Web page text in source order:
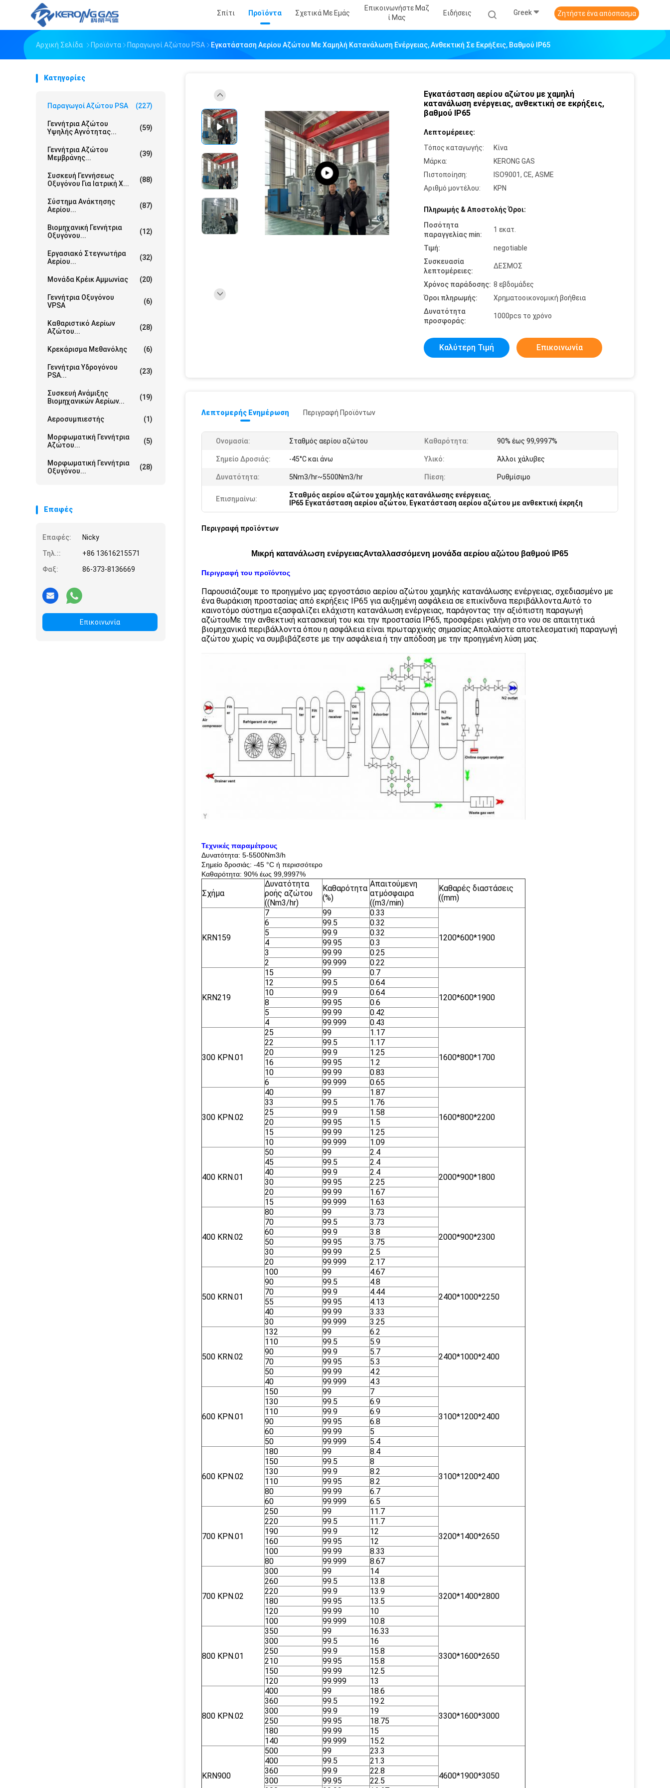
Σπίτι Προϊόντα Σχετικά Με Εμάς
Επικοινωνήστε Μαζ
Ί Μας
Ειδήσεις Greek Ζητήστε ένα απόσπασμα
Αρχική Σελίδα Προϊόντα Παραγωγοί Αζώτου PSA Εγκατάσταση Αερίου Αζώτου Με Χαμηλή Κατανάλωση Ενέργειας, Ανθεκτική Σε Εκρήξεις, Βαθμού IP65
Κατηγορίες
Παραγωγοί Αζώτου PSA (227)
Γεννήτρια Αζώτου
Υψηλής Αγνότητας...
(59)
Γεννήτρια Αζώτου
Μεμβράνης...
(39)
Συσκευή Γεννήσεως
Οξυγόνου Για Ιατρική Χ...
(88)
Σύστημα Ανάκτησης
Αερίου...
(87)
Βιομηχανική Γεννήτρια
Οξυγόνου...
(12)
Εργασιακό Στεγνωτήρα
Αερίου...
(32)
Μονάδα Κρέικ Αμμωνίας (20)
Γεννήτρια Οξυγόνου
VPSA
(6)
Καθαριστικό Αερίων
Αζώτου...
(28)
Κρεκάρισμα Μεθανόλης (6)
Γεννήτρια Υδρογόνου
PSA...
(23)
Συσκευή Ανάμιξης
Βιομηχανικών Αερίων...
(19)
Αεροσυμπιεστής (1)
Μορφωματική Γεννήτρια
Αζώτου...
(5)
Μορφωματική Γεννήτρια
Οξυγόνου...
(28)
Επαφές
Επαφές:
Nicky
Τηλ.::
+86 13616215571
Φαξ:
86-373-8136669
Επικοινωνία
Εγκατάσταση αερίου αζώτου με χαμηλή
κατανάλωση ενέργειας, ανθεκτική σε εκρήξεις,
βαθμού IP65
Λεπτομέρειες:
Τόπος καταγωγής:
Κίνα
Μάρκα:
KERONG GAS
Πιστοποίηση:
ISO9001, CE, ASME
Αριθμό μοντέλου:
ΚΡΝ
Πληρωμής & Αποστολής Όροι:
Ποσότητα
παραγγελίας min:
1 εκατ.
Τιμή:
negotiable
Συσκευασία
λεπτομέρειες:
ΔΕΣΜΟΣ
Χρόνος παράδοσης: 8 εβδομάδες
Όροι πληρωμής:
Χρηματοοικονομική βοήθεια
Δυνατότητα
προσφοράς:
1000pcs το χρόνο
Καλύτερη Τιμή Επικοινωνία
Λεπτομερής Ενημέρωση Περιγραφή Προϊόντων
Ονομασία: Σταθμός αερίου αζώτου Καθαρότητα: 90% έως 99,9997%
Σημείο Δροσιάς: -45°C και άνω Υλικό: Άλλοι χάλυβες
Δυνατότητα: 5Nm3/hr~5500Nm3/hr Πίεση: Ρυθμίσιμο
Επισημαίνω: Σταθμός αερίου αζώτου χαμηλής κατανάλωσης ενέργειας,
IP65 Εγκατάσταση αερίου αζώτου, Εγκατάσταση αερίου αζώτου με ανθεκτική έκρηξη
Περιγραφή προϊόντων
Μικρή κατανάλωση ενέργειαςΑνταλλασσόμενη μονάδα αερίου αζώτου βαθμού IP65
Περιγραφή του προϊόντος
Παρουσιάζουμε το προηγμένο μας εργοστάσιο αερίου αζώτου χαμηλής κατανάλωσης ενέργειας, σχεδιασμένο με
ένα θωράκιση προστασίας από εκρήξεις IP65 για αυξημένη ασφάλεια σε επικίνδυνα περιβάλλοντα.Αυτό το
καινοτόμο σύστημα εξασφαλίζει ελάχιστη κατανάλωση ενέργειας, παράγοντας την αξιόπιστη παραγωγή
αζώτουΜε την ανθεκτική κατασκευή του και την προστασία IP65, προσφέρει γαλήνη στο νου σε απαιτητικά
βιομηχανικά περιβάλλοντα όπου η ασφάλεια είναι πρωταρχικής σημασίας.Απολαύστε αποτελεσματική παραγωγή
αζώτου χωρίς να συμβιβάζεστε με την ασφάλεια ή την απόδοση με την προηγμένη λύση μας.
Τεχνικές παραμέτρους
Δυνατότητα: 5-5500Nm3/h
Σημείο δροσιάς: -45 °C ή περισσότερο
Καθαρότητα: 90% έως 99,9997%
Σχήμα
Δυνατότητα
ροής αζώτου
((Nm3/hr)
Καθαρότητα
(%)
Απαιτούμενη
ατμόσφαιρα
((m3/min)
Καθαρές διαστάσεις
((mm)
KRN159
7 99 0.33
1200*600*1900
6 99.5
0.32
5
99.9
0.32
4
99.95
0.3
3
99.99
0.25
2
99.999 0.22
KRN219
15 99 0.7
1200*600*1900
12 99.5
0.64
10
99.9
0.64
8
99.95
0.6
5
99.99
0.42
4
99.999 0.43
300 ΚΡΝ.01
25 99 1.17
1600*800*1700
22 99.5
1.17
20
99.9
1.25
16
99.95
1.2
10
99.99
0.83
6
99.999 0.65
300 ΚΡΝ.02
40 99 1.87
1600*800*2200
33 99.5
1.76
25
99.9
1.58
20
99.95
1.5
15
99.99
1.25
10
99.999 1.09
400 KRN.01
50 99 2.4
2000*900*1800
45 99.5
2.4
40
99.9
2.4
30
99.95
2.25
20
99.99
1.67
15
99.999 1.63
400 KRN.02
80 99 3.73
2000*900*2300
70 99.5
3.73
60
99.9
3.8
50
99.95
3.75
30
99.99
2.5
20
99.999 2.17
500 KRN.01
100 99 4.67
2400*1000*2250
90 99.5
4.8
70
99.9
4.44
55
99.95
4.13
40
99.99
3.33
30
99.999 3.25
500 KRN.02
132 99 6.2
2400*1000*2400
110 99.5
5.9
90
99.9
5.7
70
99.95
5.3
50
99.99
4.2
40
99.999 4.3
600 ΚΡΝ.01
150 99 7
3100*1200*2400
130 99.5
6.9
110
99.9
6.9
90
99.95
6.8
60
99.99
5
50
99.999 5.4
600 ΚΡΝ.02
180 99 8.4
3100*1200*2400
150 99.5
8
130
99.9
8.2
110
99.95
8.2
80
99.99
6.7
60
99.999 6.5
700 ΚΡΝ.01
250 99 11.7
3200*1400*2650
220 99.5
11.7
190
99.9
12
160
99.95
12
100
99.99
8.33
80
99.999 8.67
700 ΚΡΝ.02
300 99 14
3200*1400*2800
260 99.5
13.8
220
99.9
13.9
180
99.95
13.5
120
99.99
10
100
99.999 10.8
800 ΚΡΝ.01
350 99 16.33
3300*1600*2650
300 99.5
16
250
99.9
15.8
210
99.95
15.8
150
99.99
12.5
120
99.999 13
800 ΚΡΝ.02
400 99 18.6
3300*1600*3000
360 99.5
19.2
300
99.9
19
250
99.95
18.75
180
99.99
15
140
99.999 15.2
KRN900
500 99 23.3
4600*1900*3050
400 99.5
21.3
360
99.9
22.8
300
99.95
22.5